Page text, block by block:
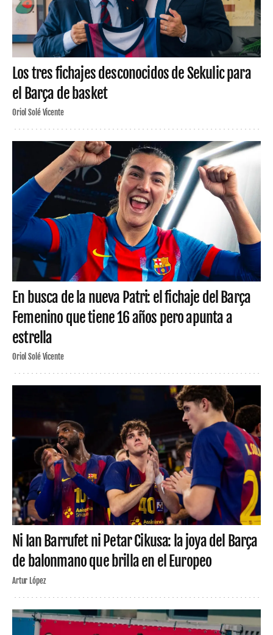
Los tres fichajes desconocidos de Sekulic para
el Barça de basket
Oriol Solé Vicente
En busca de la nueva Patri: el fichaje del Barça
Femenino que tiene 16 años pero apunta a
estrella
Oriol Solé Vicente
Ni Ian Barrufet ni Petar Cikusa: la joya del Barça
de balonmano que brilla en el Europeo
Artur López